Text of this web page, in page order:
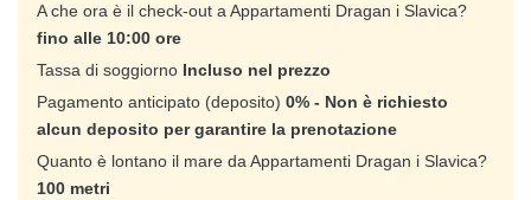
A che ora è il check-out a Appartamenti Dragan i Slavica?
fino alle 10:00 ore
Tassa di soggiorno Incluso nel prezzo
Pagamento anticipato (deposito) 0% - Non è richiesto
alcun deposito per garantire la prenotazione
Quanto è lontano il mare da Appartamenti Dragan i Slavica?
100 metri